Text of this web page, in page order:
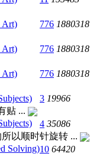
Art) 776 1880318
Art) 776 1880318
Art) 776 1880318
3 19966
贴 ...
4 35086
以顺时针旋转 ...
Solving)10 64420